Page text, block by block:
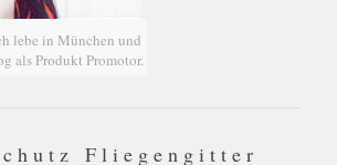
lebe in München und
als Produkt Promotor.
Fliegengitter